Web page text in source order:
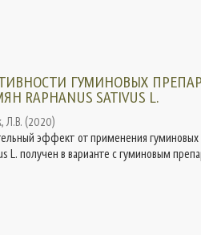
ГУМИНОВЫХ
RAPHANUS SATIVUS L.
Л.В. (2020)
эффект от применения гуминовых
L. получен в варианте с гуминовым